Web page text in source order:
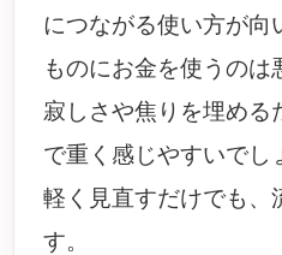
につながる使い方が向
ものにお金を使うのは
寂しさや焦りを埋める
で重く感じやすいでし
軽く見直すだけでも、
す。